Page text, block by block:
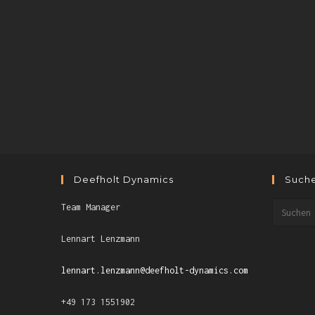
Deefholt Dynamics
Team Manager
Lennart Lenzmann
lennart.lenzmann@deefholt-dynamics.com
+49 173 1551902